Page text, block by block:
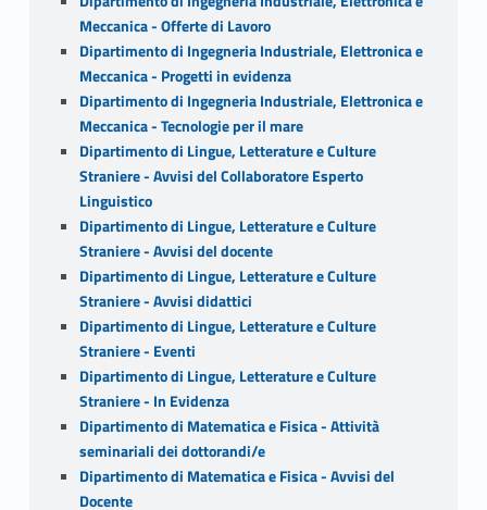
Meccanica - Offerte di Lavoro
Dipartimento di Ingegneria Industriale, Elettronica e
Meccanica - Progetti in evidenza
Dipartimento di Ingegneria Industriale, Elettronica e
Meccanica - Tecnologie per il mare
Dipartimento di Lingue, Letterature e Culture
Straniere - Avvisi del Collaboratore Esperto
Linguistico
Dipartimento di Lingue, Letterature e Culture
Straniere - Avvisi del docente
Dipartimento di Lingue, Letterature e Culture
Straniere - Avvisi didattici
Dipartimento di Lingue, Letterature e Culture
Straniere - Eventi
Dipartimento di Lingue, Letterature e Culture
Straniere - In Evidenza
Dipartimento di Matematica e Fisica - Attività
seminariali dei dottorandi/e
Dipartimento di Matematica e Fisica - Avvisi del
Docente